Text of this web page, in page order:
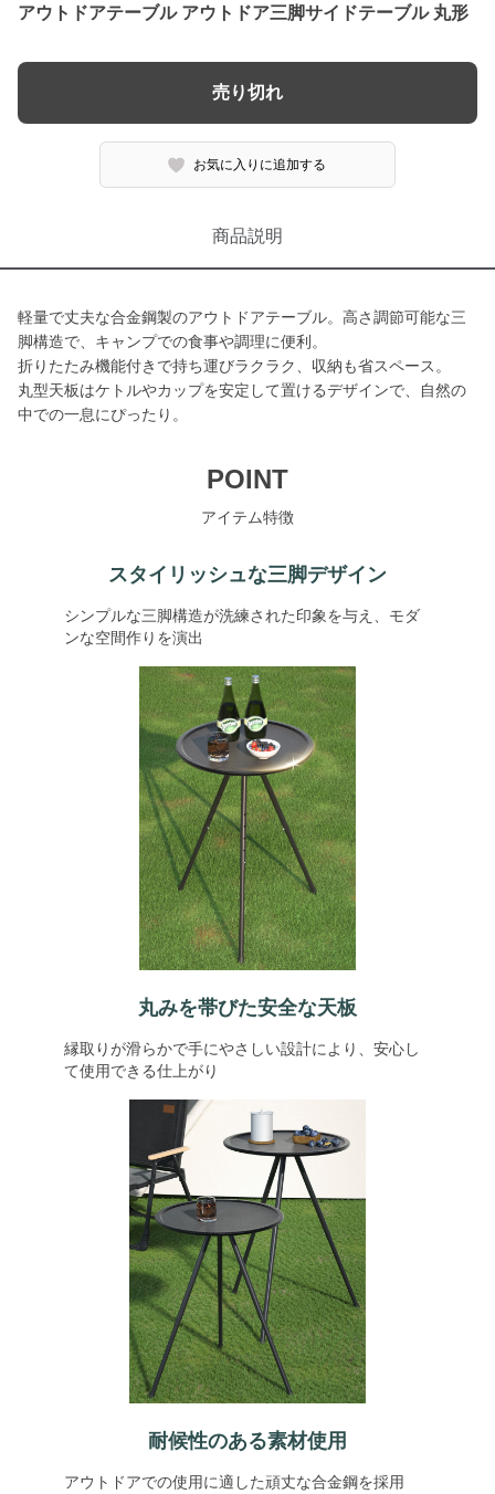
アウトドアテーブル アウトドア三脚サイドテーブル 丸形
売り切れ
お気に入りに追加する
商品説明
軽量で丈夫な合金鋼製のアウトドアテーブル。高さ調節可能な三
脚構造で、キャンプでの食事や調理に便利。
折りたたみ機能付きで持ち運びラクラク、収納も省スペース。
丸型天板はケトルやカップを安定して置けるデザインで、自然の
中での一息にぴったり。
POINT
アイテム特徴
スタイリッシュな三脚デザイン
シンプルな三脚構造が洗練された印象を与え、モダ
ンな空間作りを演出
丸みを帯びた安全な天板
縁取りが滑らかで手にやさしい設計により、安心し
て使用できる仕上がり
耐候性のある素材使用
アウトドアでの使用に適した頑丈な合金鋼を採用